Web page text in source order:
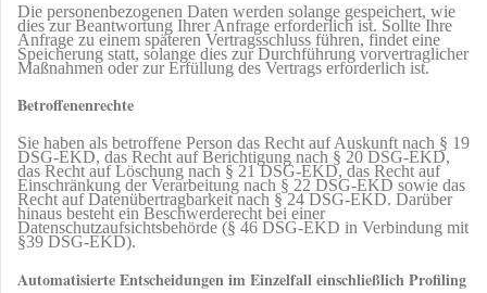
Die personenbezogenen Daten werden solange gespeichert, wie
dies zur Beantwortung Ihrer Anfrage erforderlich ist. Sollte Ihre
Anfrage zu einem späteren Vertragsschluss führen, findet eine
Speicherung statt, solange dies zur Durchführung vorvertraglicher
Maßnahmen oder zur Erfüllung des Vertrags erforderlich ist.
Betroffenenrechte
Sie haben als betroffene Person das Recht auf Auskunft nach § 19
DSG-EKD, das Recht auf Berichtigung nach § 20 DSG-EKD,
das Recht auf Löschung nach § 21 DSG-EKD, das Recht auf
Einschränkung der Verarbeitung nach § 22 DSG-EKD sowie das
Recht auf Datenübertragbarkeit nach § 24 DSG-EKD. Darüber
hinaus besteht ein Beschwerderecht bei einer
Datenschutzaufsichtsbehörde (§ 46 DSG-EKD in Verbindung mit
§39 DSG-EKD).
Automatisierte Entscheidungen im Einzelfall einschließlich Profiling